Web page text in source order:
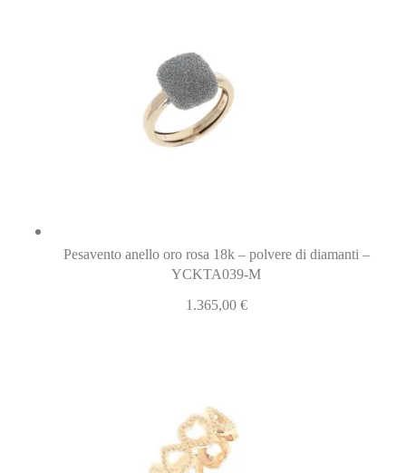
Pesavento anello oro rosa 18k – polvere di diamanti –
YCKTA039-M
1.365,00 €